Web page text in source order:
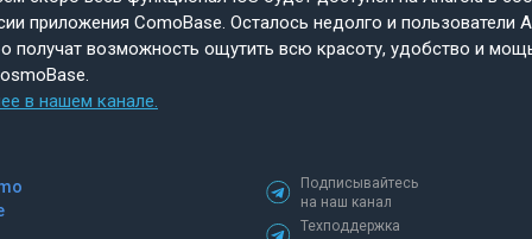
приложения ComoBase. Осталось недолго и пользователи
получат возможность ощутить всю красоту, удобство и
в нашем канале.
Подписывайтесь
на наш канал
Техподдержка